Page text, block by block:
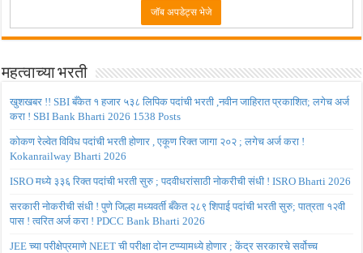
महत्वाच्या भरती
खुशखबर !! SBI बँकेत १ हजार ५३८ लिपिक पदांची भरती ,नवीन जाहिरात प्रकाशित; लगेच अर्ज
करा ! SBI Bank Bharti 2026 1538 Posts
कोकण रेल्वेत विविध पदांची भरती होणार , एकूण रिक्त जागा २०२ ; लगेच अर्ज करा !
Kokanrailway Bharti 2026
ISRO मध्ये ३३६ रिक्त पदांची भरती सुरु ; पदवीधरांसाठी नोकरीची संधी ! ISRO Bharti 2026
सरकारी नोकरीची संधी ! पुणे जिल्हा मध्यवर्ती बँकेत २८९ शिपाई पदांची भरती सुरु; पात्रता १२वी
पास ! त्वरित अर्ज करा ! PDCC Bank Bharti 2026
JEE च्या परीक्षेप्रमाणे NEET ची परीक्षा दोन टप्प्यामध्ये होणार ; केंद्र सरकारचे सर्वोच्च